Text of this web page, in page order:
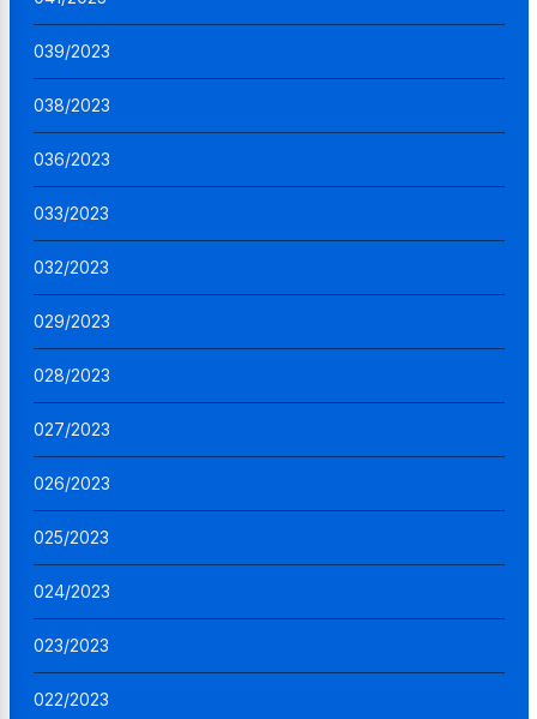
039/2023
038/2023
036/2023
033/2023
032/2023
029/2023
028/2023
027/2023
026/2023
025/2023
024/2023
023/2023
022/2023